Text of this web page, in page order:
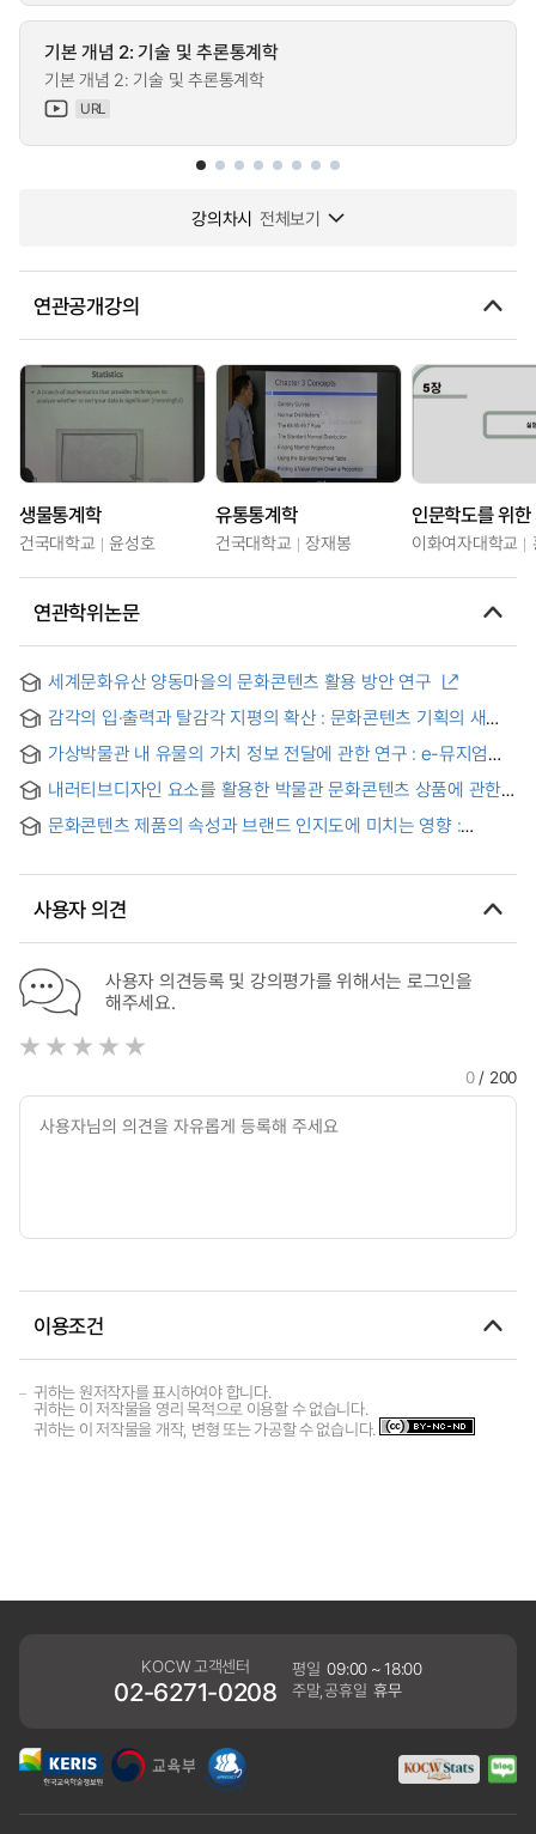
기본 개념 2: 기술 및 추론통계학
기본 개념 2: 기술 및 추론통계학
URL
강의차시 전체보기
연관공개강의
생물통계학
건국대학교 윤성호
유통통계학
건국대학교 장재봉 이화여자대학교
연관학위논문
세계문화유산 양동마을의 문화콘텐츠 활용 방안 연구
감각의 입·출력과 탈감각 지평의 확산 : 문화콘텐츠 기획의 새
가상박물관 내 유물의 가치 정보 전달에 관한 연구 : e-뮤지엄의
Information Transfer of the Artifacts Within the Virtual
Museum
내러티브디자인 요소를 활용한 박물관 문화콘텐츠 상품에 관한
Study on the Cultural Content Products of Museums
문화콘텐츠 제품의 속성과 브랜드 인지도에 미치는 영향 :
Tendency -
사용자 의견
사용자 의견등록 및 강의평가를 위해서는 로그인을
해주세요.
0/ 200
이용조건
귀하는 원저작자를 표시하여야 합니다.
귀하는 이 저작물을 영리 목적으로 이용할 수 없습니다.
귀하는 이 저작물을 개작, 변형 또는 가공할 수 없습니다.
KOCW 고객센터
02-6271-0208
평일 09:00 ~ 18:00
주말,공휴일 휴무